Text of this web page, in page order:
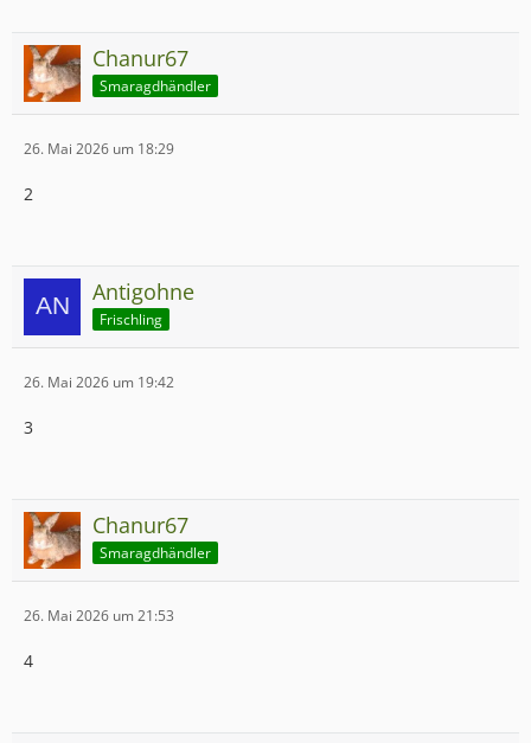
Chanur67
Smaragdhändler
26. Mai 2026 um 18:29
2
Antigohne
Frischling
26. Mai 2026 um 19:42
3
Chanur67
Smaragdhändler
26. Mai 2026 um 21:53
4